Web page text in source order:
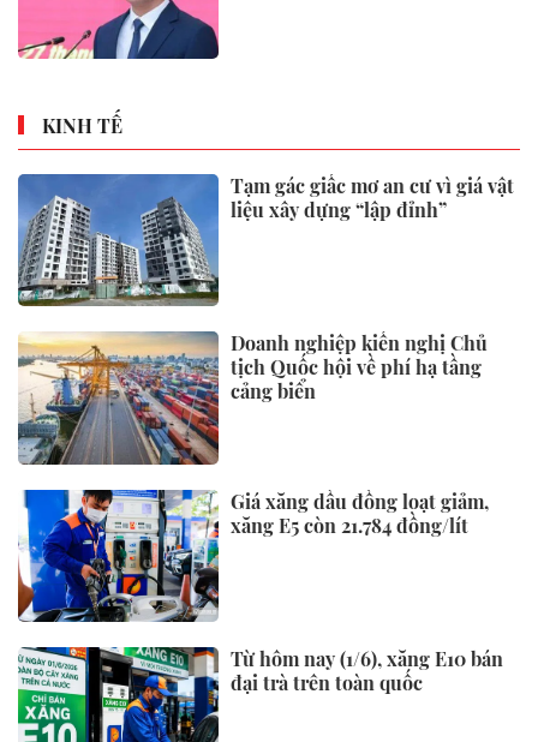
KINH TẾ
Tạm gác giấc mơ an cư vì giá vật
liệu xây dựng “lập đỉnh”
Doanh nghiệp kiến nghị Chủ
tịch Quốc hội về phí hạ tầng
cảng biển
Giá xăng dầu đồng loạt giảm,
xăng E5 còn 21.784 đồng/lít
Từ hôm nay (1/6), xăng E10 bán
đại trà trên toàn quốc